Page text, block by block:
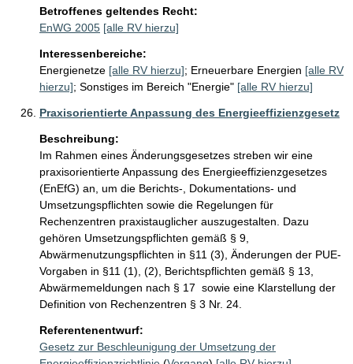
Betroffenes geltendes Recht:
EnWG 2005 [alle RV hierzu]
Interessenbereiche:
Energienetze [alle RV hierzu]; Erneuerbare Energien [alle RV
hierzu]; Sonstiges im Bereich "Energie" [alle RV hierzu]
Praxisorientierte Anpassung des Energieeffizienzgesetz
Beschreibung:
Im Rahmen eines Änderungsgesetzes streben wir eine
praxisorientierte Anpassung des Energieeffizienzgesetzes
(EnEfG) an, um die Berichts-, Dokumentations- und
Umsetzungspflichten sowie die Regelungen für
Rechenzentren praxistauglicher auszugestalten. Dazu
gehören Umsetzungspflichten gemäß § 9,
Abwärmenutzungspflichten in §11 (3), Änderungen der PUE-
Vorgaben in §11 (1), (2), Berichtspflichten gemäß § 13,
Abwärmemeldungen nach § 17  sowie eine Klarstellung der
Definition von Rechenzentren § 3 Nr. 24.
Referentenentwurf:
Gesetz zur Beschleunigung der Umsetzung der